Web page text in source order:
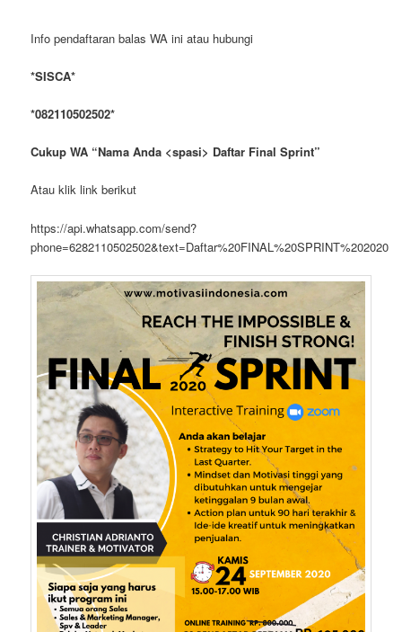
Info pendaftaran balas WA ini atau hubungi
*SISCA*
*082110502502*
Cukup WA “Nama Anda <spasi> Daftar Final Sprint”
Atau klik link berikut
https://api.whatsapp.com/send?
phone=6282110502502&text=Daftar%20FINAL%20SPRINT%202020